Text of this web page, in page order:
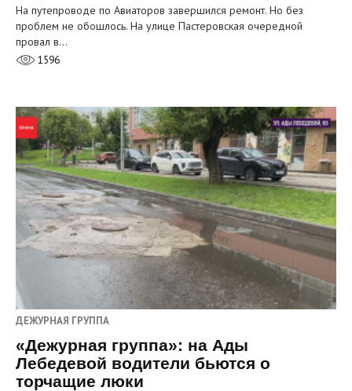
На путепроводе по Авиаторов завершился ремонт. Но без
проблем не обошлось. На улице Пастеровская очередной
провал в…
1596
ДЕЖУРНАЯ ГРУППА
«Дежурная группа»: на Ады
Лебедевой водители бьются о
торчащие люки